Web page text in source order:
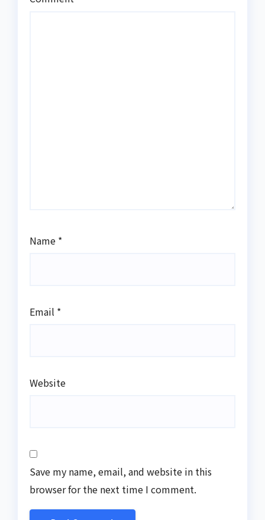
Name *
Email *
Website
Save my name, email, and website in this
browser for the next time I comment.